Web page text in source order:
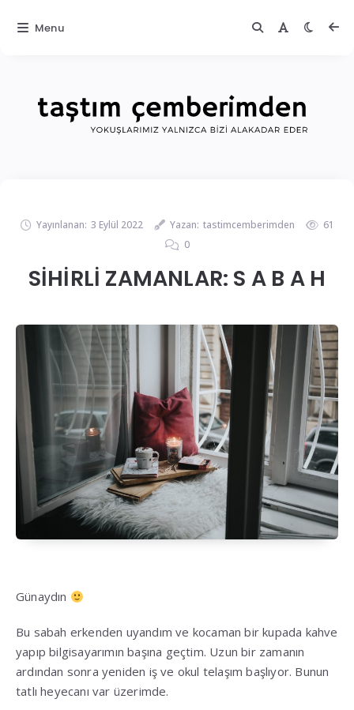
Yayınlanan: 3 Eylül 2022 Yazan: tastimcemberimden
61
0
SİHİRLİ ZAMANLAR: S A B A H
Günaydın
Bu sabah erkenden uyandım ve kocaman bir kupada kahve
yapıp bilgisayarımın başına geçtim. Uzun bir zamanın
ardından sonra yeniden iş ve okul telaşım başlıyor. Bunun
tatlı heyecanı var üzerimde.
Menu